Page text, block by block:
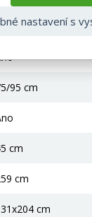
95 cm
cm
cm
cm
nastavení s